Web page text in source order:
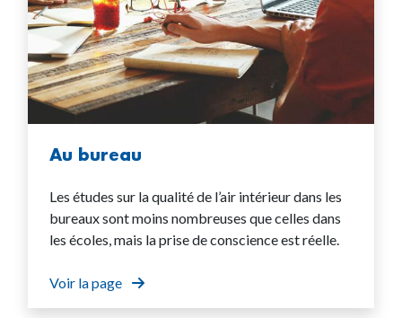
Au bureau
Les études sur la qualité de l’air intérieur dans les
bureaux sont moins nombreuses que celles dans
les écoles, mais la prise de conscience est réelle.
Voir la page